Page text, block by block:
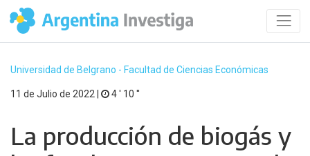
Universidad de Belgrano - Facultad de Ciencias Económicas
11 de Julio de 2022 | 4 ′ 10 ′′
La producción de biogás y